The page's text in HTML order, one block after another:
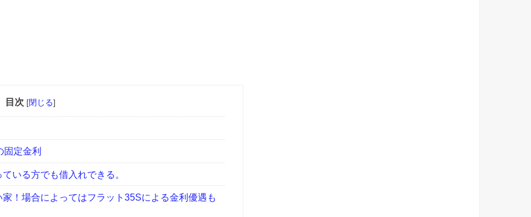
目次 [閉じる]
定金利
いる方でも借入れできる。
！場合によってはフラット35Sによる金利優遇も